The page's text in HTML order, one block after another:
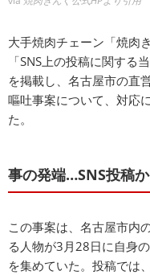
大手焼肉チェーン「焼肉
「SNS上の投稿に関する
を掲載し、名古屋市の直
嘔吐事案について、対応
た。
事の発端…SNS投稿
この事案は、名古屋市内
る人物が3月28日に自身
を集めていた。投稿では